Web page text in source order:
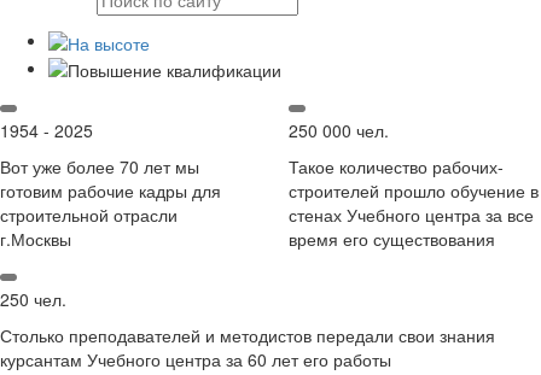
1954 - 2025
Вот уже более 70 лет мы
готовим рабочие кадры для
строительной отрасли
г.Москвы
250 000 чел.
Такое количество рабочих-
строителей прошло обучение в
стенах Учебного центра за все
время его существования
250 чел.
Столько преподавателей и методистов передали свои знания
курсантам Учебного центра за 60 лет его работы